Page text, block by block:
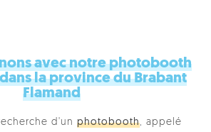
avec notre photobooth
la province du Brabant
Flamand
d'un photobooth, appelé